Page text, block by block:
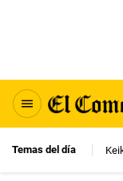
Temas del día